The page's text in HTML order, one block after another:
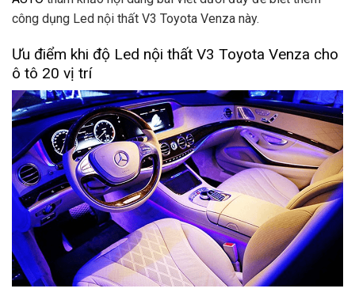
công dụng Led nội thất V3 Toyota Venza này.
Ưu điểm khi độ Led nội thất V3 Toyota Venza cho
ô tô 20 vị trí